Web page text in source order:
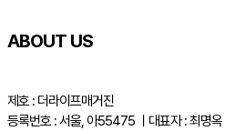
ABOUT US
제호 : 더라이프매거진
등록번호 : 서울, 아55475 ㅣ대표자 : 최명옥